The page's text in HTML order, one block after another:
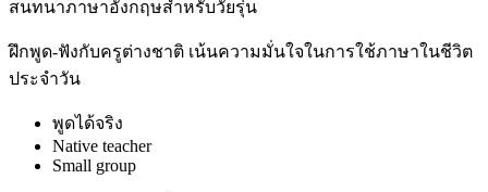
สนทนาภาษาอังกฤษสำหรับวัยรุ่น
ฝึกพูด-ฟังกับครูต่างชาติ เน้นความมั่นใจในการใช้ภาษาในชีวิต
ประจำวัน
พูดได้จริง
Native teacher
Small group